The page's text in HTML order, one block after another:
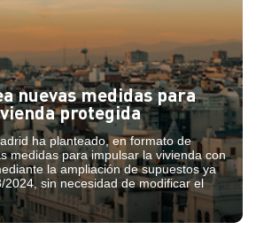
nuevas medidas para
protegida
ha planteado, en formato de
medidas para impulsar la vivienda con
la ampliación de supuestos ya
2024, sin necesidad de modificar el